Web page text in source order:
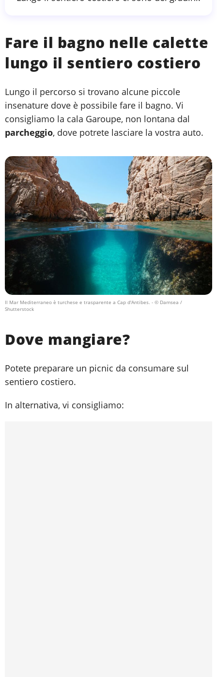
Fare il bagno nelle calette
lungo il sentiero costiero
Lungo il percorso si trovano alcune piccole
insenature dove è possibile fare il bagno. Vi
consigliamo la cala Garoupe, non lontana dal
parcheggio, dove potrete lasciare la vostra auto.
Il Mar Mediterraneo è turchese e trasparente a Cap d'Antibes. - © Damsea /
Shutterstock
Dove mangiare?
Potete preparare un picnic da consumare sul
sentiero costiero.
In alternativa, vi consigliamo: